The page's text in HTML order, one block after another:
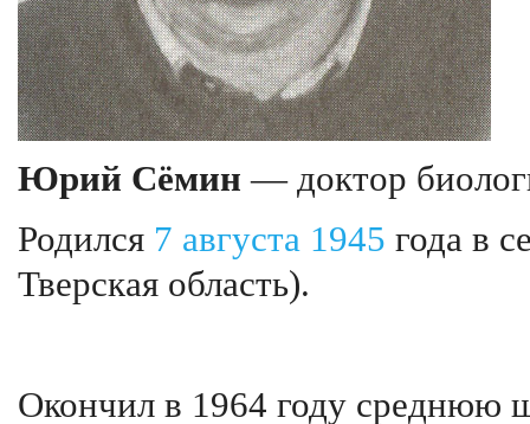
Юрий Сёмин — доктор
Родился 7 августа 1945 года в
Тверская область).
Окончил в 1964 году среднюю